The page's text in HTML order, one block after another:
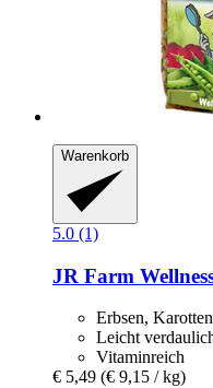
Warenkorb
5.0 (1)
JR Farm
Erbsen,
Leicht
Vitaminreich
€ 5,49 (€ 9,15 / kg)